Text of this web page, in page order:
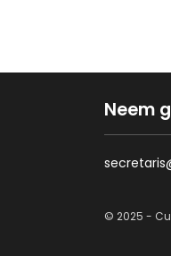
Neem
© 2025 -